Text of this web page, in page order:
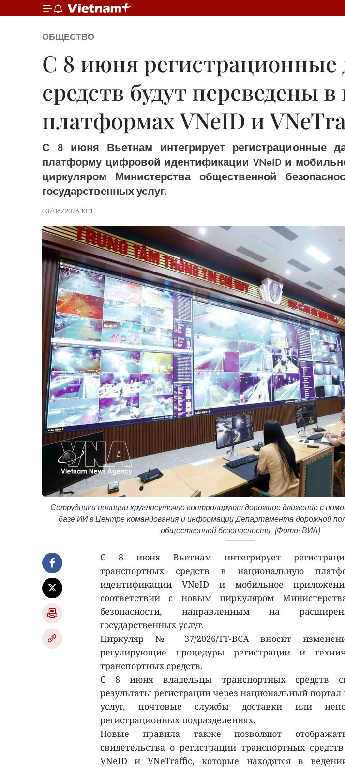
ОБЩЕСТВО
С 8 июня
средств будут переведены
платформах VNeID и
С 8 июня Вьетнам интегрирует регистрационные
платформу цифровой идентификации VNeID и
циркуляром Министерства общественной
государственных услуг.
03/06/2026 10:11
Сотрудники полиции круглосуточно контролируют дорожное движение с
базе ИИ в Центре командования и информации Департамента дорожной
общественной безопасности. (Фото: ВИА)
С 8 июня Вьетнам интегрирует
транспортных средств в национальную
идентификации VNeID и мобильное
соответствии с новым циркуляром
безопасности, направленным на
государственных услуг.
Циркуляр № 37/2026/TT-BCA вносит
регулирующие процедуры регистрации и
транспортных средств.
С 8 июня владельцы транспортных средств
результаты регистрации через национальный портал
услуг, почтовые службы доставки или
регистрационных подразделениях.
Новые правила также позволяют
свидетельства о регистрации транспортных
VNeID и VNeTraffic, которые находятся в